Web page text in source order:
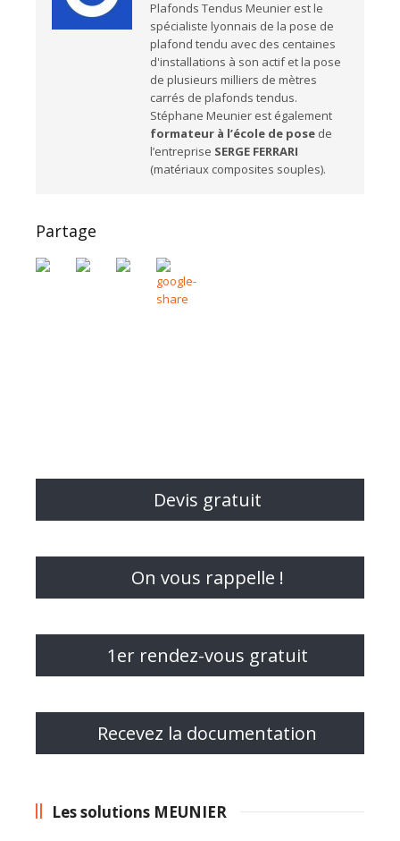
Plafonds Tendus Meunier est le
spécialiste lyonnais de la pose de
plafond tendu avec des centaines
d'installations à son actif et la pose
de plusieurs milliers de mètres
carrés de plafonds tendus.
Stéphane Meunier est également
formateur à l’école de pose de
l’entreprise SERGE FERRARI
(matériaux composites souples).
Partage
Devis gratuit
On vous rappelle !
1er rendez-vous gratuit
Recevez la documentation
Les solutions MEUNIER